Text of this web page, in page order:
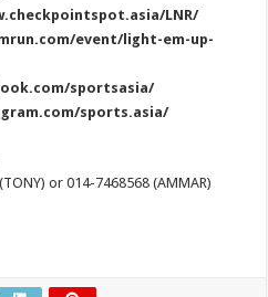
LNR/
event/light-em-up-
sportsasia/
sports.asia/
or 014-7468568 (AMMAR)